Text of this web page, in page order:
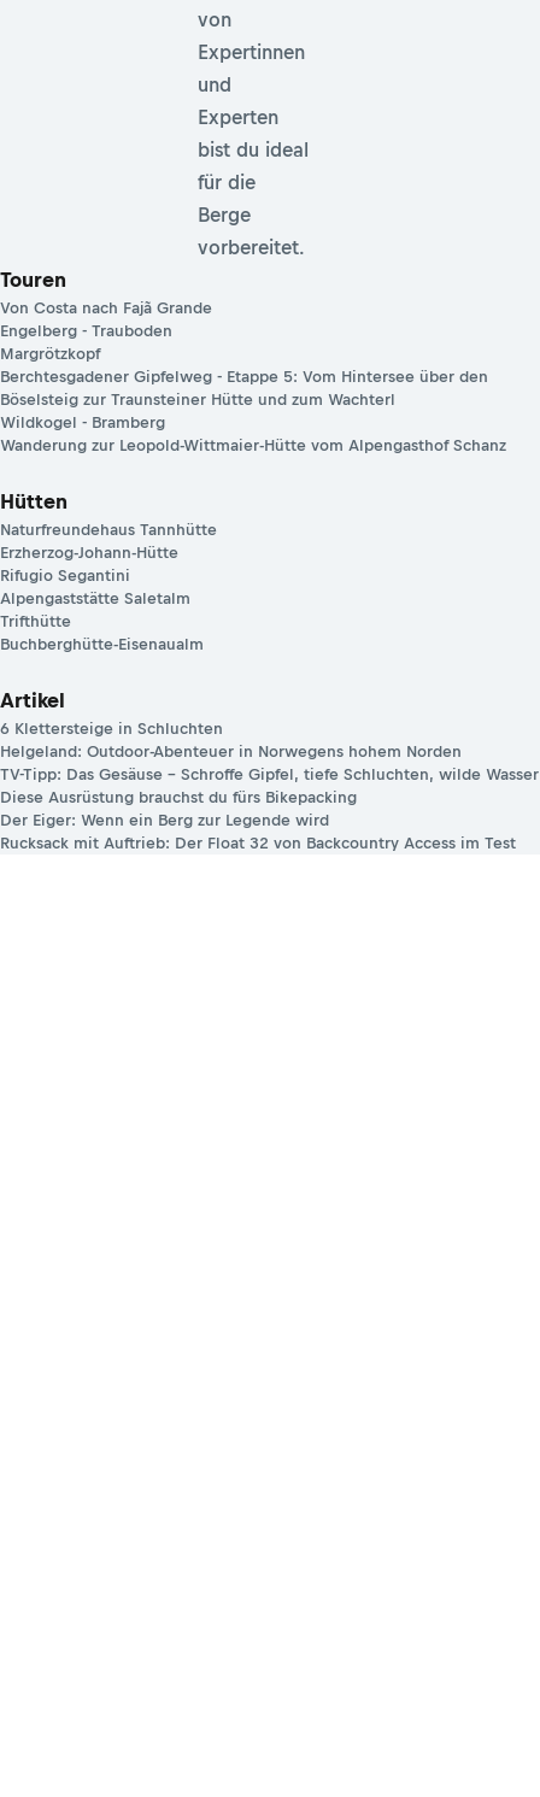
von
Expertinnen
und
Experten
bist du ideal
für die
Berge
vorbereitet.
Touren
Von Costa nach Fajã Grande
Engelberg - Trauboden
Margrötzkopf
Berchtesgadener Gipfelweg - Etappe 5: Vom Hintersee über den
Böselsteig zur Traunsteiner Hütte und zum Wachterl
Wildkogel - Bramberg
Wanderung zur Leopold-Wittmaier-Hütte vom Alpengasthof Schanz
Hütten
Naturfreundehaus Tannhütte
Erzherzog-Johann-Hütte
Rifugio Segantini
Alpengaststätte Saletalm
Trifthütte
Buchberghütte-Eisenaualm
Artikel
6 Klettersteige in Schluchten
Helgeland: Outdoor-Abenteuer in Norwegens hohem Norden
TV-Tipp: Das Gesäuse – Schroffe Gipfel, tiefe Schluchten, wilde Wasser
Diese Ausrüstung brauchst du fürs Bikepacking
Der Eiger: Wenn ein Berg zur Legende wird
Rucksack mit Auftrieb: Der Float 32 von Backcountry Access im Test